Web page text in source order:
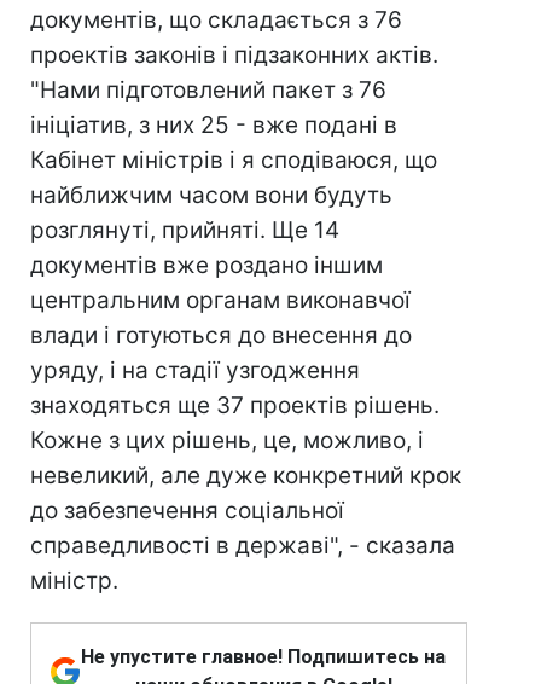
документів, що складається з 76
проектів законів і підзаконних актів.
"Нами підготовлений пакет з 76
ініціатив, з них 25 - вже подані в
Кабінет міністрів і я сподіваюся, що
найближчим часом вони будуть
розглянуті, прийняті. Ще 14
документів вже роздано іншим
центральним органам виконавчої
влади і готуються до внесення до
уряду, і на стадії узгодження
знаходяться ще 37 проектів рішень.
Кожне з цих рішень, це, можливо, і
невеликий, але дуже конкретний крок
до забезпечення соціальної
справедливості в державі", - сказала
міністр.
Не упустите главное! Подпишитесь на